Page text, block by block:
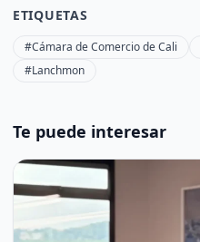
ETIQUETAS
#Cámara de Comercio de Cali
#Lanchmon
Te puede interesar